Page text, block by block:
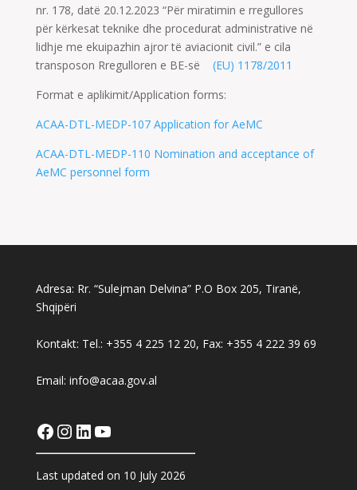
nr. 178, datë 20.12.2023 “Për miratimin e rregullores
për kërkesat teknike dhe procedurat administrative në
lidhje me ekuipazhin ajror të aviacionit civil.” e cila
transposon Rregulloren e BE-së (EU) 1178/2011
Format e aplikimit/Application forms:
ACAA-DTL-MEDP-107 Application for AeMC
ACAA-DTL-MEDP-110 Nomination and acceptance of
AeMC personnel form
Adresa: Rr. “Sulejman Delvina” P.O Box 205, Tiranë,
Shqipëri
Kontakt: Tel.: +355 4 225 12 20, Fax: +355 4 222 39 69
Email: info@acaa.gov.al
Facebook
Instagram
LinkedIn
YouTube
Last updated on 10 July 2026